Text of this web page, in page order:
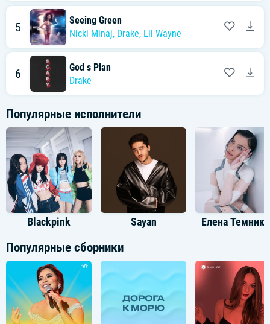
5
Seeing Green
Nicki Minaj, Drake, Lil Wayne
6
God s Plan
Drake
Популярные исполнители
Blackpink Sayan
Популярные сборники